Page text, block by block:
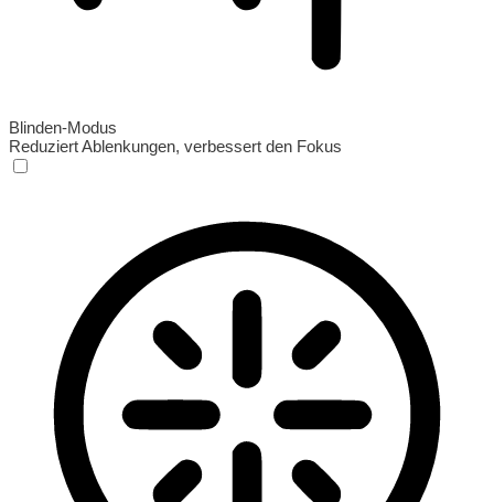
Blinden-Modus
Reduziert Ablenkungen, verbessert den Fokus